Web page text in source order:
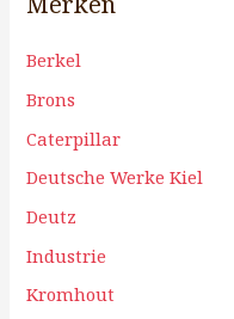
Berkel
Brons
Caterpillar
Deutsche Werke Kiel
Deutz
Industrie
Kromhout